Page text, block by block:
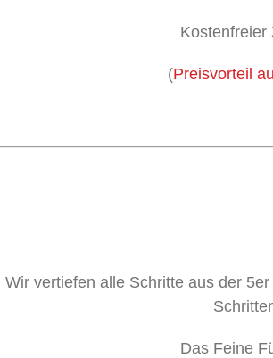
Kostenfreier
(Preisvorteil
Wir vertiefen alle Schritte aus der
Das Feine